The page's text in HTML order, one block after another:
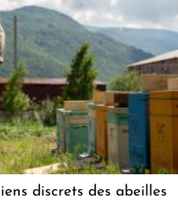
discrets des abeilles